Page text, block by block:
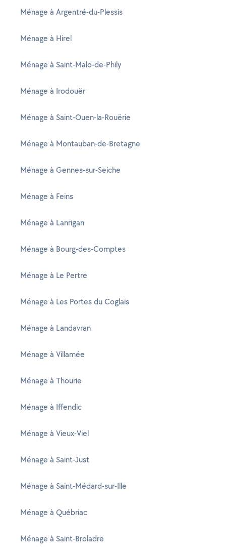
Ménage à Argentré-du-Plessis
Ménage à Hirel
Ménage à Saint-Malo-de-Phily
Ménage à Irodouër
Ménage à Saint-Ouen-la-Rouërie
Ménage à Montauban-de-Bretagne
Ménage à Gennes-sur-Seiche
Ménage à Feins
Ménage à Lanrigan
Ménage à Bourg-des-Comptes
Ménage à Le Pertre
Ménage à Les Portes du Coglais
Ménage à Landavran
Ménage à Villamée
Ménage à Thourie
Ménage à Iffendic
Ménage à Vieux-Viel
Ménage à Saint-Just
Ménage à Saint-Médard-sur-Ille
Ménage à Québriac
Ménage à Saint-Broladre